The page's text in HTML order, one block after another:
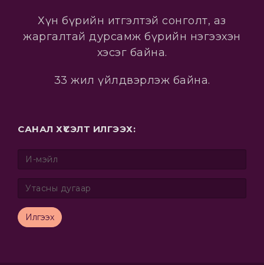
Хүн бүрийн итгэлтэй сонголт, аз
жаргалтай дурсамж бүрийн нэгээхэн
хэсэг байна.
33 жил үйлдвэрлэж байна.
САНАЛ ХҮСЭЛТ ИЛГЭЭХ:
Илгээх